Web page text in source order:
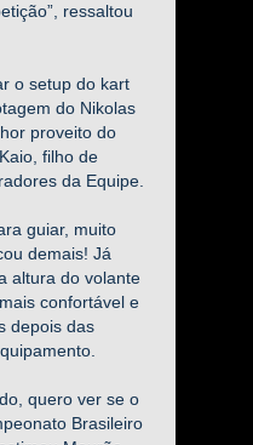
ressaltou
o setup do kart
do Nikolas
proveito do
filho de
da Equipe.
guiar, muito
demais! Já
altura do volante
confortável e
depois das
quero ver se o
Brasileiro